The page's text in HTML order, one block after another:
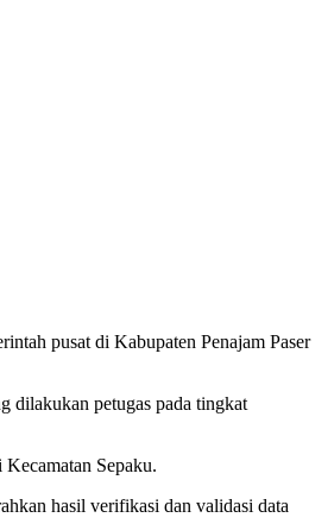
pusat di Kabupaten Penajam Paser
dilakukan petugas pada tingkat
Sepaku.
hasil verifikasi dan validasi data